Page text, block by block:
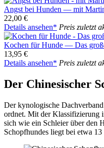
Angst bei Hun­den — mit
22,00 €
Details anse­hen* Preis zuletzt
Kochen für Hun­de — Das
13,95 €
Details anse­hen* Preis zuletzt
Der Chi­ne­si­scher
Der kyno­lo­gi­sche
ord­net. Mit der Klas­si­fi­zie­rung
sich wie ein Schlei­er über den
Schopf­hun­des liegt bei etwa 13